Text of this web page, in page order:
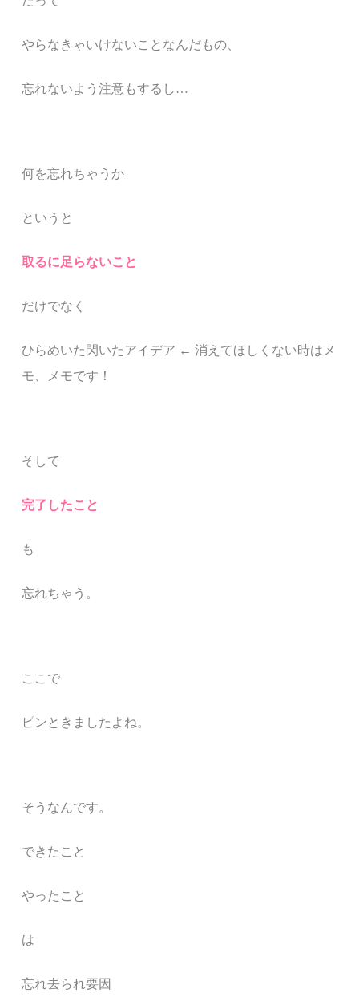
やらなきゃいけないことなんだもの、
忘れないよう注意もするし…
何を忘れちゃうか
というと
取るに足らないこと
だけでなく
ひらめいた閃いたアイデア ← 消えてほしくない時はメ
モ、メモです！
そして
完了したこと
も
忘れちゃう。
ここで
ピンときましたよね。
そうなんです。
できたこと
やったこと
は
忘れ去られ要因